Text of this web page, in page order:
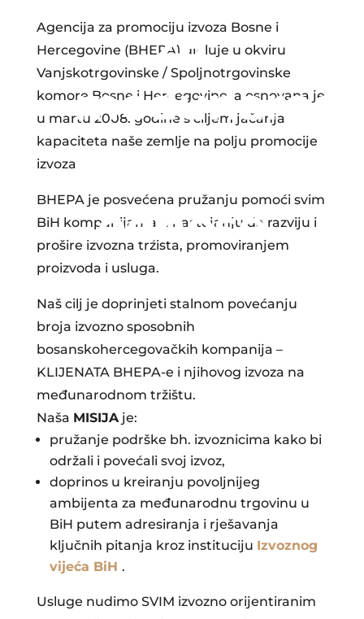
za
ekonomske
odnose
Agencija za promociju izvoza Bosne i
Hercegovine (BHEPA) djeluje u okviru
Vanjskotrgovinske / Spoljnotrgovinske
komore Bosne i Hercegovine, a osnovana je
u martu 2008. godine s ciljem jačanja
kapaciteta naše zemlje na polju promocije
izvoza.
BHEPA je posvećena pružanju pomoći svim
BiH kompanijama u nastojanju da razviju i
prošire izvozna tržišta, promoviranjem
proizvoda i usluga.
Naš cilj je doprinjeti stalnom povećanju
broja izvozno sposobnih
bosanskohercegovačkih kompanija –
KLIJENATA BHEPA-e i njihovog izvoza na
međunarodnom tržištu.
Naša MISIJA je:
pružanje podrške bh. izvoznicima kako bi
održali i povećali svoj izvoz,
doprinos u kreiranju povoljnijeg
ambijenta za međunarodnu trgovinu u
BiH putem adresiranja i rješavanja
ključnih pitanja kroz instituciju Izvoznog
vijeća BiH .
Usluge nudimo SVIM izvozno orijentiranim